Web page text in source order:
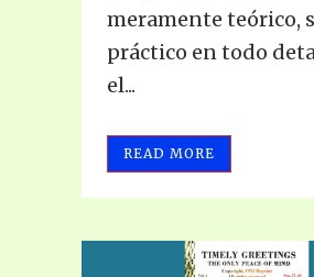
meramente teórico,
práctico en todo
el...
READ MORE